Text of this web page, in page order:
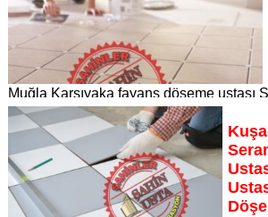
Muğla Karşıyaka fayans döşeme ustası
Dekorasyon, zeminlerinizi sanat eseri
kadrosuyla Muğla Karşıyaka bölgesine
Sayfaya Git